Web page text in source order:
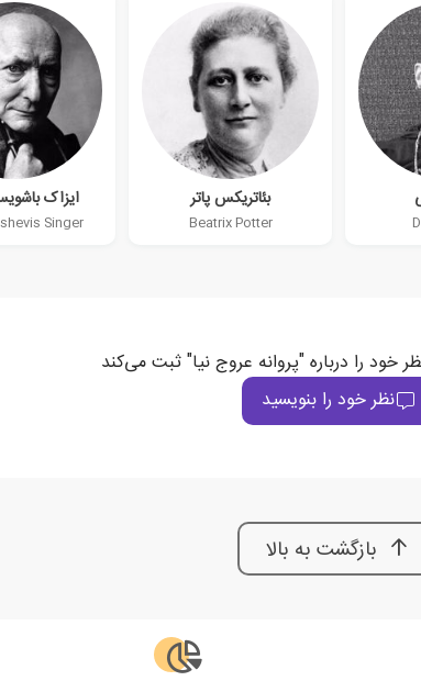
بئاتریکس پاتر
Beatrix Potter
ایزاک
Singer
خود را درباره "پروانه عروج نیا" ثبت می‌کند
نظر خود را بنویسید
بازگشت به بالا